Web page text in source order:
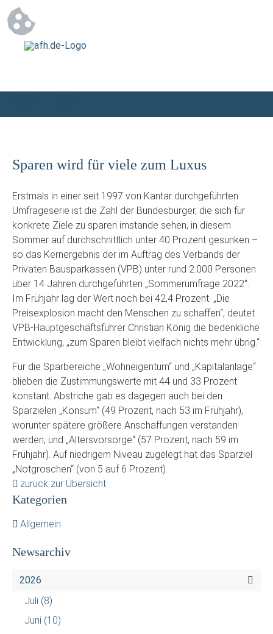
Sparen wird für viele zum Luxus
Erstmals in einer seit 1997 von Kantar durchgeführten
Umfrageserie ist die Zahl der Bundesbürger, die sich für
konkrete Ziele zu sparen imstande sehen, in diesem
Sommer auf durchschnittlich unter 40 Prozent gesunken –
so das Kernergebnis der im Auftrag des Verbands der
Privaten Bausparkassen (VPB) unter rund 2.000 Personen
über 14 Jahren durchgeführten „Sommerumfrage 2022“.
Im Frühjahr lag der Wert noch bei 42,4 Prozent. „Die
Preisexplosion macht den Menschen zu schaffen“, deutet
VPB-Hauptgeschäftsführer Christian König die bedenkliche
Entwicklung, „zum Sparen bleibt vielfach nichts mehr übrig.“
Für die Sparbereiche „Wohneigentum“ und „Kapitalanlage“
blieben die Zustimmungswerte mit 44 und 33 Prozent
konstant. Abstriche gab es dagegen auch bei den
Sparzielen „Konsum“ (49 Prozent, nach 53 im Frühjahr),
worunter spätere größere Anschaffungen verstanden
werden, und „Altersvorsorge“ (57 Prozent, nach 59 im
Frühjahr). Auf niedrigem Niveau zugelegt hat das Sparziel
„Notgroschen“ (von 5 auf 6 Prozent).
zurück zur Übersicht
Kategorien
Allgemein
Newsarchiv
2026
Juli (8)
Juni (10)